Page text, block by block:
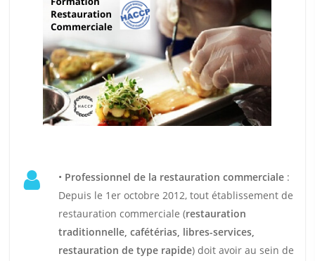
• Professionnel de la restauration commerciale:
Depuis le 1er octobre 2012, tout établissement de
restauration commerciale (restauration
traditionnelle, cafétérias, libres-services,
restauration de type rapide) doit avoir au sein de